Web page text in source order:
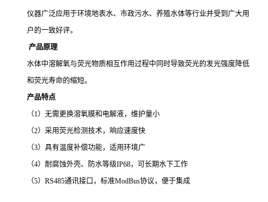
仪器广泛应用于环境地表水、市政污水、养殖水体等行业并受到广大用
户的一致好评。
产品原理
水体中溶解氧与荧光物质相互作用过程中同时导致荧光的发光强度降低
和荧光寿命的缩短。
产品特点
（1）无需更换溶氧膜和电解液，维护量小
（2）采用荧光检测技术，响应速度快
（3）具有温度补偿功能，适用环境广
（4）耐腐蚀外壳、防水等级IP68，可长期水下工作
（5）RS485通讯接口，标准ModBus协议，便于集成